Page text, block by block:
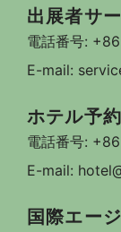
出展者サ
電話番号:
E-mail:
ホテル予約
電話番号:
E-mail:
国際エー